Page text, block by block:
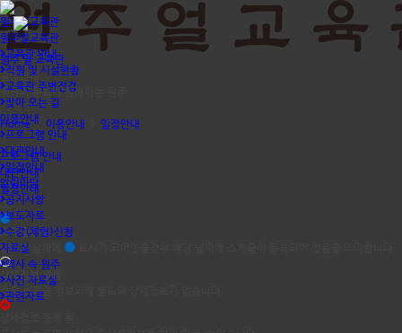
원주얼교육관
원주얼교육관
교육관 안내
직원 및 시설현황
교육관 주변전경
찾아 오는 길
이용안내
프로그램 안내
대관안내
일정안내
알림마당
공지사항
보도자료
수강(체험)신청
자료실
역사 속 원주
사진 자료실
관련자료
원주 얼 교육관
일정안내
역사와 문화가 함께하는 원주
Home> 이용안내 일정안내
프로그램 안내
대관안내
일정안내
dd
스케쥴등록
달력의 날짜에
상세정보 없음
짧은 스케쥴 정보외에 별도의 상세정보가 없습니다.